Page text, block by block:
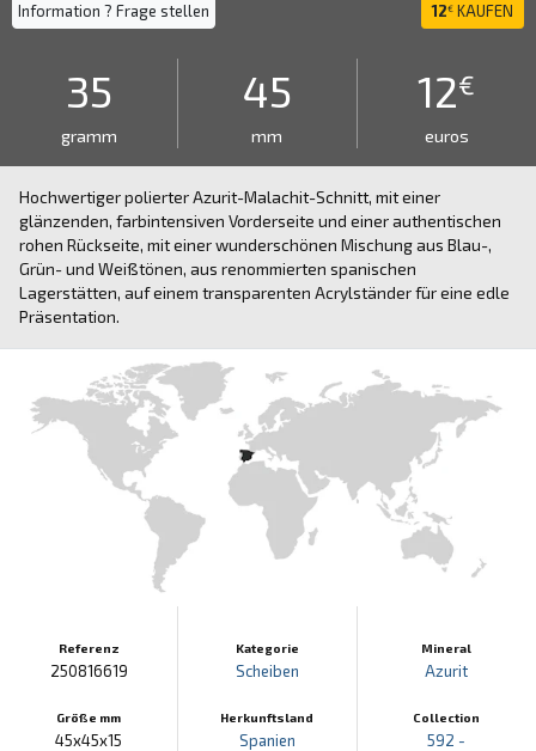
Information ? Frage stellen 12€ KAUFEN
35
gramm
45
mm
12€
euros
Hochwertiger polierter Azurit-Malachit-Schnitt, mit einer
glänzenden, farbintensiven Vorderseite und einer authentischen
rohen Rückseite, mit einer wunderschönen Mischung aus Blau-,
Grün- und Weißtönen, aus renommierten spanischen
Lagerstätten, auf einem transparenten Acrylständer für eine edle
Präsentation.
Referenz
250816619
Größe mm
45x45x15
Kategorie
Scheiben
Herkunftsland
Spanien
Mineral
Azurit
Collection
592 -